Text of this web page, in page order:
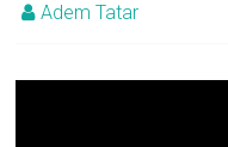
Adem Tatar